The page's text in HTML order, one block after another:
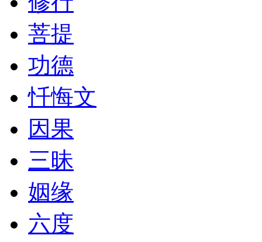
菩提
功德
忏悔文
因果
三昧
姻缘
六度